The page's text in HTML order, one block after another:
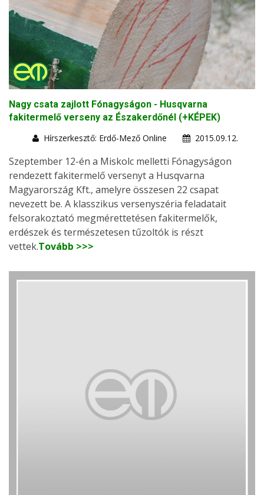
Nagy csata zajlott Fónagyságon - Husqvarna
fakitermelő verseny az Északerdőnél (+KÉPEK)
Hírszerkesztő: Erdő-Mező Online
2015.09.12.
Szeptember 12-én a Miskolc melletti Fónagyságon
rendezett fakitermelő versenyt a Husqvarna
Magyarország Kft., amelyre összesen 22 csapat
nevezett be. A klasszikus versenyszéria feladatait
felsorakoztató megmérettetésen fakitermelők,
erdészek és természetesen tűzoltók is részt
vettek.Tovább >>>